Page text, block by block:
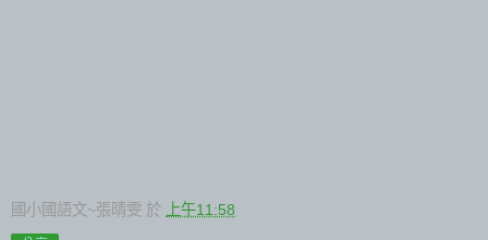
國小國語文~張晴雯 於 上午11:58